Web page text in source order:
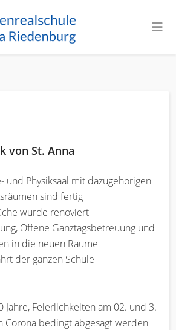
von St. Anna
und Physiksaal mit dazugehörigen
sind fertig
wurde renoviert
Offene Ganztagsbetreuung und
in die neuen Räume
der ganzen Schule
Jahre, Feierlichkeiten am 02. und 3.
Corona bedingt abgesagt werden